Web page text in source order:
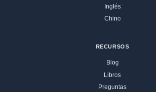
Inglés
Chino
RECURSOS
Blog
Libros
Preguntas